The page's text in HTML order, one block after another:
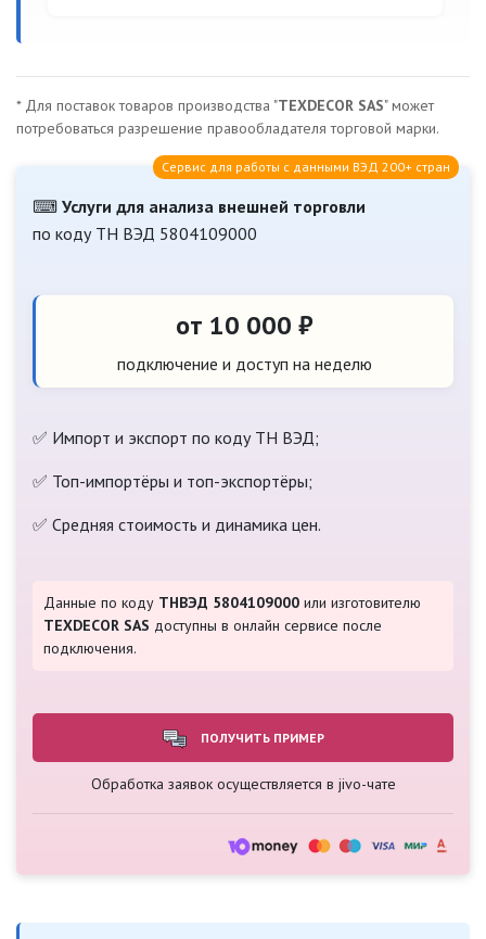
* Для поставок товаров производства "TEXDECOR SAS" может
потребоваться разрешение правообладателя торговой марки.
⌨ Услуги для анализа внешней торговли
по коду ТН ВЭД 5804109000
Сервис для работы с данными ВЭД 200+ стран
от 10 000 ₽
подключение и доступ на неделю
✅ Импорт и экспорт по коду ТН ВЭД;
✅ Топ-импортёры и топ-экспортёры;
✅ Средняя стоимость и динамика цен.
Данные по коду ТНВЭД 5804109000 или изготовителю
TEXDECOR SAS доступны в онлайн сервисе после
подключения.
ПОЛУЧИТЬ ПРИМЕР
Обработка заявок осуществляется в jivo-чате